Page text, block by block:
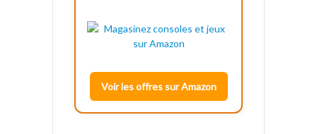
Voir les offres sur Amazon